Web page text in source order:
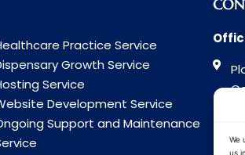
We
us
Practice Service
Growth Service
Service
Development Service
Support and Maintenance